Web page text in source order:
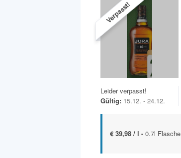
Verpasst!
Leider verpasst!
Gültig: 15.12. - 24.12.
€ 39,98 / l - 0.7l Flasche